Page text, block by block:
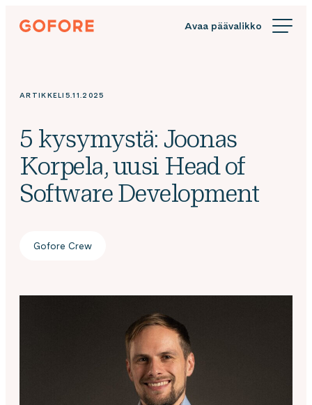
Siirry
suoraan
Gofore
knowledge
ARTIKKELI 5.11.2025
5 kysymystä: Joonas
Korpela, uusi Head of
Software Development
Gofore Crew